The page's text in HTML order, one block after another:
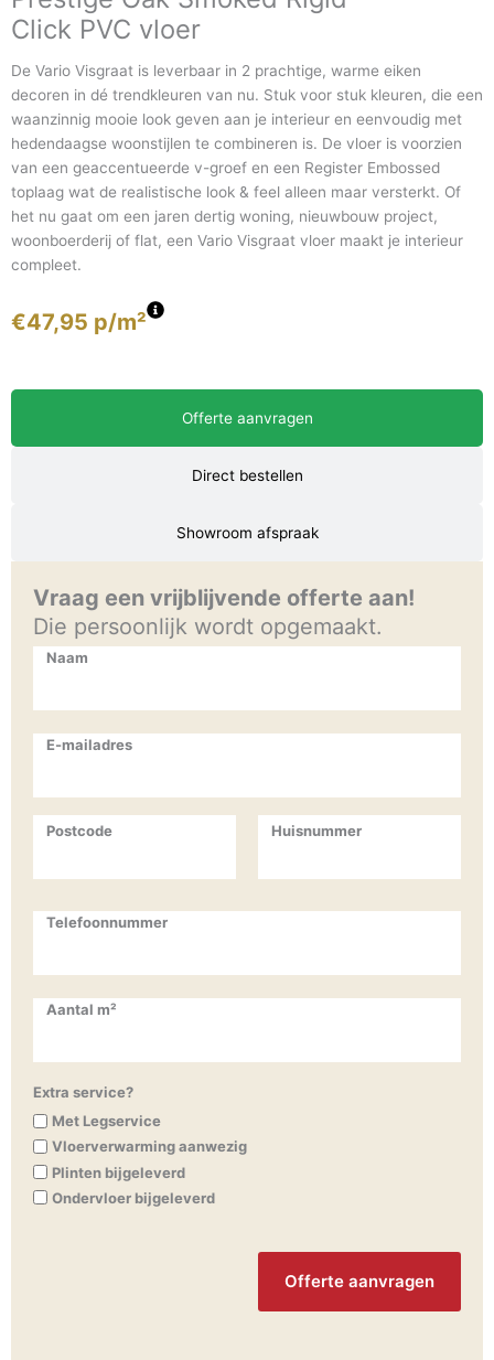
Click PVC vloer
De Vario Visgraat is leverbaar in 2 prachtige, warme eiken
decoren in dé trendkleuren van nu. Stuk voor stuk kleuren, die een
waanzinnig mooie look geven aan je interieur en eenvoudig met
hedendaagse woonstijlen te combineren is. De vloer is voorzien
van een geaccentueerde v-groef en een Register Embossed
toplaag wat de realistische look & feel alleen maar versterkt. Of
het nu gaat om een jaren dertig woning, nieuwbouw project,
woonboerderij of flat, een Vario Visgraat vloer maakt je interieur
compleet.
€47,95 p/m²
Offerte aanvragen
Direct bestellen
Showroom afspraak
Vraag een vrijblijvende offerte aan!
Die persoonlijk wordt opgemaakt.
Naam
E-mailadres
Huisnummer
Postcode
Telefoonnummer
Aantal m²
Extra service?
Met Legservice
Vloerverwarming aanwezig
Plinten bijgeleverd
Ondervloer bijgeleverd